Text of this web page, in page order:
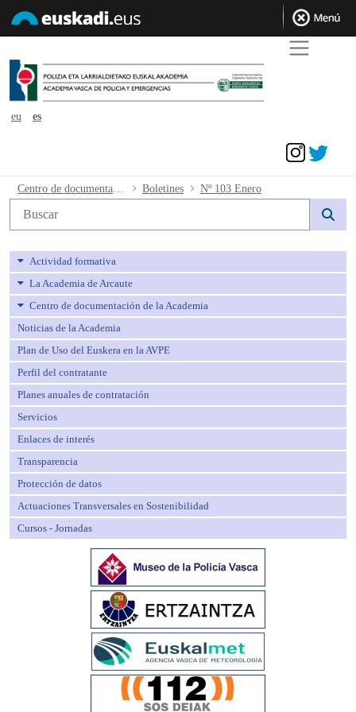
eu
es
Nº 103 Enero - avpe
Boletines Nº 103 Enero
Búsqueda web
Actividad formativa
La Academia de Arcaute
Centro de documentación de la Academia
Noticias de la Academia
Plan de Uso del Euskera en la AVPE
Perfil del contratante
Planes anuales de contratación
Servicios
Enlaces de interés
Transparencia
Protección de datos
Actuaciones Transversales en Sostenibilidad
Cursos - Jornadas